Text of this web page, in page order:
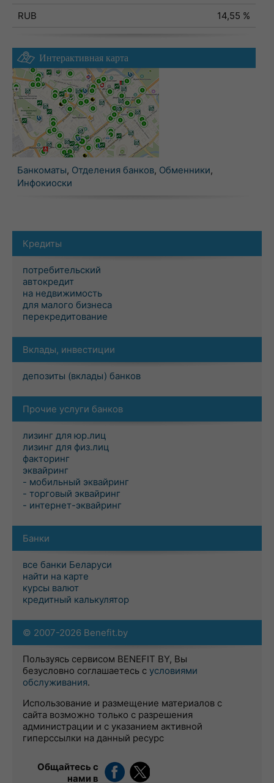
RUB
14,55 %
Интерактивная карта
Банкоматы, Отделения банков, Обменники,
Инфокиоски
Кредиты
потребительский
автокредит
на недвижимость
для малого бизнеса
перекредитование
Вклады, инвестиции
депозиты (вклады) банков
Прочие услуги банков
лизинг для юр.лиц
лизинг для физ.лиц
факторинг
эквайринг
- мобильный эквайринг
- торговый эквайринг
- интернет-эквайринг
Банки
все банки Беларуси
найти на карте
курсы валют
кредитный калькулятор
© 2007-2026 Benefit.by
Пользуясь сервисом BENEFIT BY, Вы
безусловно соглашаетесь с условиями
обслуживания.
Использование и размещение материалов с
сайта возможно только с разрешения
администрации и с указанием активной
гиперссылки на данный ресурс
Общайтесь с
нами в